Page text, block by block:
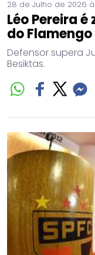
28 de Julho de 2026
Léo Pereira
do
Defensor supera
Besiktas.